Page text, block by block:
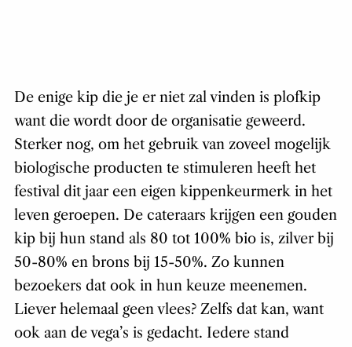
De enige kip die je er niet zal vinden is plofkip
want die wordt door de organisatie geweerd.
Sterker nog, om het gebruik van zoveel mogelijk
biologische producten te stimuleren heeft het
festival dit jaar een eigen kippenkeurmerk in het
leven geroepen. De cateraars krijgen een gouden
kip bij hun stand als 80 tot 100% bio is, zilver bij
50-80% en brons bij 15-50%. Zo kunnen
bezoekers dat ook in hun keuze meenemen.
Liever helemaal geen vlees? Zelfs dat kan, want
ook aan de vega’s is gedacht. Iedere stand